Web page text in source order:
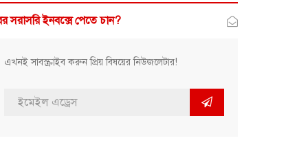
সরাসরি ইনবক্সে পেতে চান?
এখনই সাবস্ক্রাইব করুন প্রিয় বিষয়ের নিউজলেটার!